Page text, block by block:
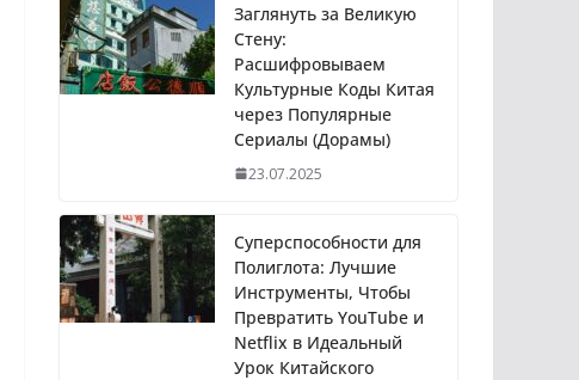
Заглянуть за Великую
Стену:
Расшифровываем
Культурные Коды Китая
через Популярные
Сериалы (Дорамы)
23.07.2025
Суперспособности для
Полиглота: Лучшие
Инструменты, Чтобы
Превратить YouTube и
Netflix в Идеальный
Урок Китайского